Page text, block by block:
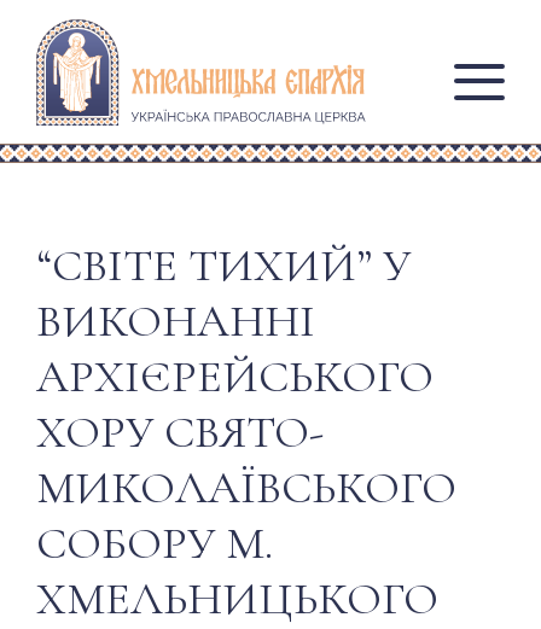
“СВІТЕ ТИХИЙ” У
ВИКОНАННІ
АРХІЄРЕЙСЬКОГО
ХОРУ СВЯТО-
МИКОЛАЇВСЬКОГО
СОБОРУ М.
ХМЕЛЬНИЦЬКОГО